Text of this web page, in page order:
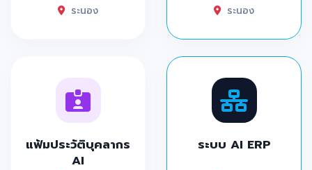
ระนอง ระนอง
แฟ้มประวัติบุคลากร
AI
ระบบ AI ERP